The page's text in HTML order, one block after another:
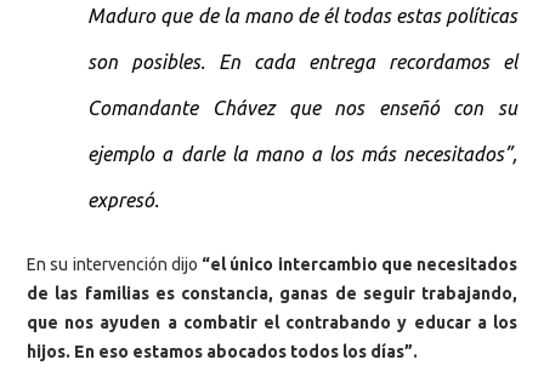
Maduro que de la mano de él todas estas políticas
son posibles. En cada entrega recordamos el
Comandante Chávez que nos enseñó con su
ejemplo a darle la mano a los más necesitados”,
expresó.
En su intervención dijo “el único intercambio que necesitados
de las familias es constancia, ganas de seguir trabajando,
que nos ayuden a combatir el contrabando y educar a los
hijos. En eso estamos abocados todos los días”.